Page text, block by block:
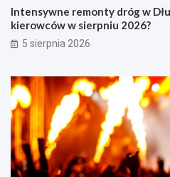
Intensywne remonty dróg w
kierowców w sierpniu 2026?
5 sierpnia 2026